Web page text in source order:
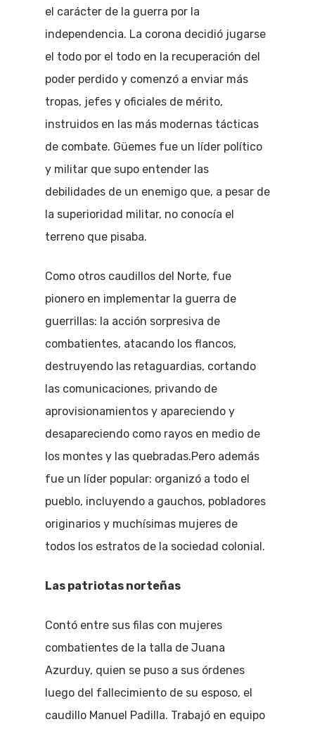
el carácter de la guerra por la
independencia. La corona decidió jugarse
el todo por el todo en la recuperación del
poder perdido y comenzó a enviar más
tropas, jefes y oficiales de mérito,
instruidos en las más modernas tácticas
de combate. Güemes fue un líder político
y militar que supo entender las
debilidades de un enemigo que, a pesar de
la superioridad militar, no conocía el
terreno que pisaba.
Como otros caudillos del Norte, fue
pionero en implementar la guerra de
guerrillas: la acción sorpresiva de
combatientes, atacando los flancos,
destruyendo las retaguardias, cortando
las comunicaciones, privando de
aprovisionamientos y apareciendo y
desapareciendo como rayos en medio de
los montes y las quebradas.Pero además
fue un líder popular: organizó a todo el
pueblo, incluyendo a gauchos, pobladores
originarios y muchísimas mujeres de
todos los estratos de la sociedad colonial.
Las patriotas norteñas
Contó entre sus filas con mujeres
combatientes de la talla de Juana
Azurduy, quien se puso a sus órdenes
luego del fallecimiento de su esposo, el
caudillo Manuel Padilla. Trabajó en equipo